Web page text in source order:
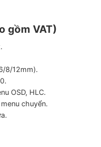
gồm VAT)
8/12mm).
OSD, HLC.
chuyển.